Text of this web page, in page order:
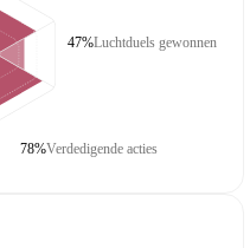
Luchtduels gewonnen
47%
Verdedigende acties
78%